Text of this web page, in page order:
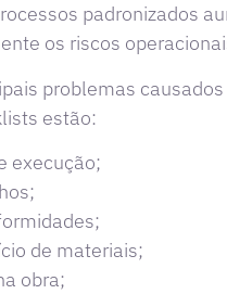
padronizados
os riscos
problemas
estão:
execução;
de materiais;
obra;